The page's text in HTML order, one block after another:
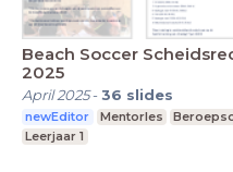
Beach Soccer
2025
April 2025-36 slides
newEditor Mentorles
Leerjaar 1